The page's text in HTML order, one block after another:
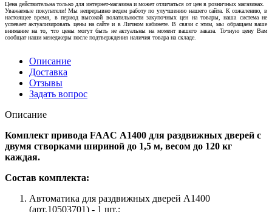
Цена действительна только для интернет-магазина и может отличаться от цен в розничных магазинах.
Уважаемые покупатели! Мы непрерывно ведем работу по улучшению нашего сайта. К сожалению, в
настоящее время, в период высокой волатильности закупочных цен на товары, наша система не
успевает актуализировать цены на сайте и в Личном кабинете. В связи с этим, мы обращаем ваше
внимание на то, что цены могут быть не актуальны на момент вашего заказа. Точную цену Вам
сообщат наши менеджеры после подтверждения наличия товара на складе.
Описание
Доставка
Отзывы
Задать вопрос
Описание
Комплект привода FAAC А1400 для раздвижных дверей с
двумя створками шириной до 1,5 м, весом до 120 кг
каждая.
Состав комплекта:
Автоматика для раздвижных дверей A1400
(арт.10503701) - 1 шт.;